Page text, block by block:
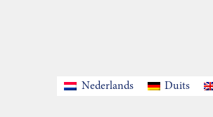
Nederlands Duits